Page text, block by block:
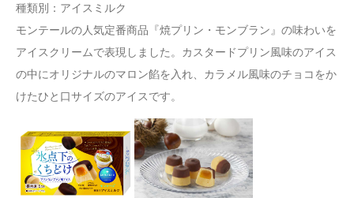
種類別：アイスミルク
モンテールの人気定番商品『焼プリン・モンブラン』の味わいを
アイスクリームで表現しました。カスタードプリン風味のアイス
の中にオリジナルのマロン餡を入れ、カラメル風味のチョコをか
けたひと口サイズのアイスです。